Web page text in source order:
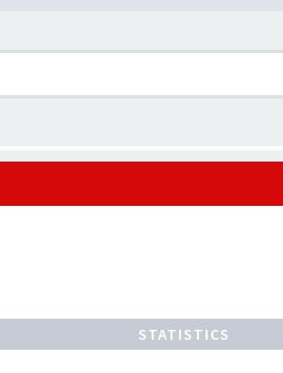
STATISTICS